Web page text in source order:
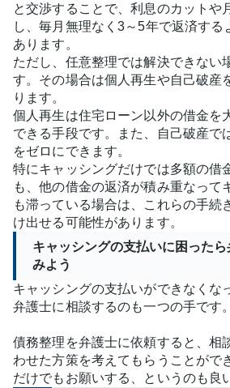
と交渉することで、利息のカットや
し、毎月無理なく3～5年で返済する
あります。
ただし、任意整理では解決できない
す。その場合は個人再生や自己破産
ります。
個人再生は住宅ローン以外の借金を
できる手段です。また、自己破産で
をゼロにできます。
特にキャッシングだけでは多額の借
も、他の借金の返済が積み重なって
も滞っている場合は、これらの手続
け出せる可能性があります。
キャッシングの支払いに困った
みよう
キャッシングの支払いができなくな
弁護士に相談するのも一つの手です。
債務整理を弁護士に依頼すると、相
わせた方策を考えてもらうことがで
だけでもお願いする、というのも良